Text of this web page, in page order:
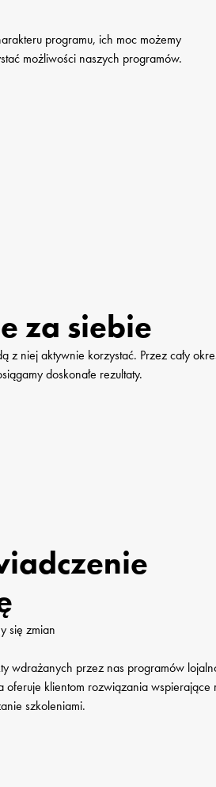
programu, ich moc możemy
możliwości naszych programów.
za siebie
z niej aktywnie korzystać. Przez cały
doskonałe rezultaty.
się zmian
wdrażanych przez nas programów
oferuje klientom rozwiązania wspierające
szkoleniami.